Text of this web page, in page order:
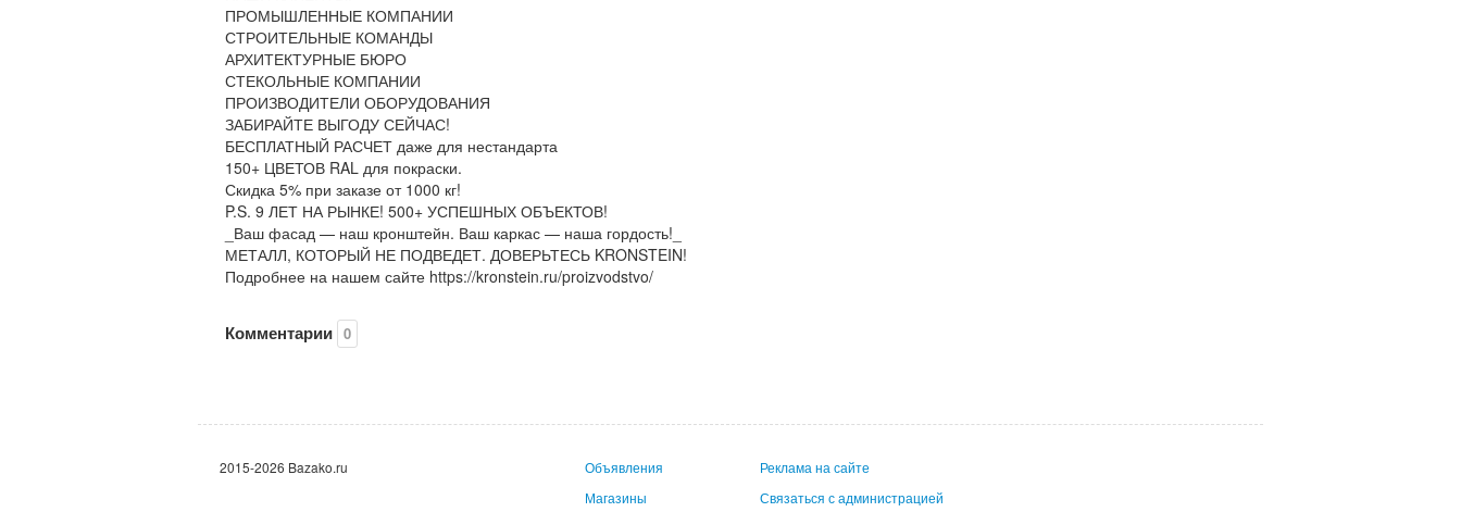
ПРОМЫШЛЕННЫЕ КОМПАНИИ
СТРОИТЕЛЬНЫЕ КОМАНДЫ
АРХИТЕКТУРНЫЕ БЮРО
СТЕКОЛЬНЫЕ КОМПАНИИ
ПРОИЗВОДИТЕЛИ ОБОРУДОВАНИЯ
ЗАБИРАЙТЕ ВЫГОДУ СЕЙЧАС!
БЕСПЛАТНЫЙ РАСЧЕТ даже для нестандарта
150+ ЦВЕТОВ RAL для покраски.
Скидка 5% при заказе от 1000 кг!
P.S. 9 ЛЕТ НА РЫНКЕ! 500+ УСПЕШНЫХ ОБЪЕКТОВ!
_Ваш фасад — наш кронштейн. Ваш каркас — наша гордость!_
МЕТАЛЛ, КОТОРЫЙ НЕ ПОДВЕДЕТ. ДОВЕРЬТЕСЬ KRONSTEIN!
Подробнее на нашем сайте https://kronstein.ru/proizvodstvo/
Комментарии 0
2015-2026 Bazako.ru
Объявления
Магазины
Реклама на сайте
Связаться с администрацией